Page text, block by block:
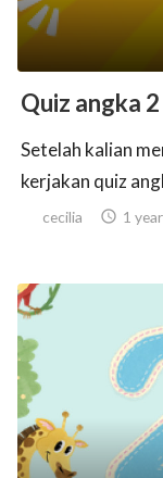
Quiz angka 2
Setelah kalian
kerjakan quiz
cecilia  1